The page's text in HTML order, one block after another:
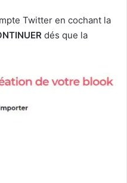
Twitter en cochant la
dés que la